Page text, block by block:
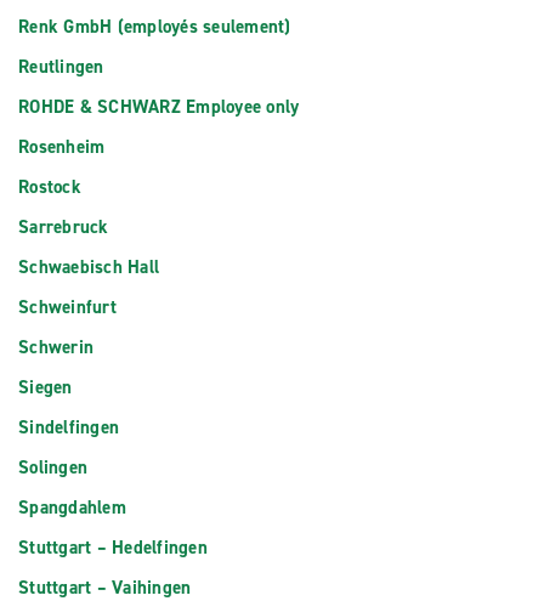
Renk GmbH (employés seulement)
Reutlingen
ROHDE & SCHWARZ Employee only
Rosenheim
Rostock
Sarrebruck
Schwaebisch Hall
Schweinfurt
Schwerin
Siegen
Sindelfingen
Solingen
Spangdahlem
Stuttgart – Hedelfingen
Stuttgart – Vaihingen